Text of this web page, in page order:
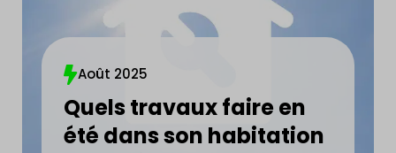
Août 2025
Quels travaux faire en
été dans son habitation